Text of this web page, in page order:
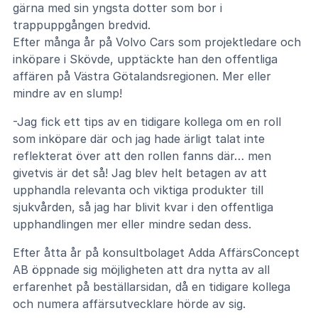
gärna med sin yngsta dotter som bor i
trappuppgången bredvid.
Efter många år på Volvo Cars som projektledare och
inköpare i Skövde, upptäckte han den offentliga
affären på Västra Götalandsregionen. Mer eller
mindre av en slump!
-Jag fick ett tips av en tidigare kollega om en roll
som inköpare där och jag hade ärligt talat inte
reflekterat över att den rollen fanns där… men
givetvis är det så! Jag blev helt betagen av att
upphandla relevanta och viktiga produkter till
sjukvården, så jag har blivit kvar i den offentliga
upphandlingen mer eller mindre sedan dess.
Efter åtta år på konsultbolaget Adda AffärsConcept
AB öppnade sig möjligheten att dra nytta av all
erfarenhet på beställarsidan, då en tidigare kollega
och numera affärsutvecklare hörde av sig.